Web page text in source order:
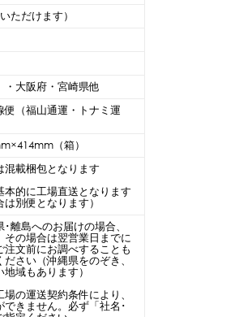
ただけます）
・大阪府・宮崎県他
（福山通運・トナミ運
（箱）
混載梱包となります
的に工場直送となります
別便となります）
離島へのお届けの場合、
の場合は翌営業日までに
文前にお調べすることも
さい（沖縄県をのぞき、
域もあります）
の運送契約条件により、
きません。必ず「社名･